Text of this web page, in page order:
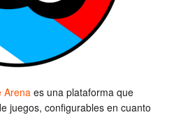
Arena es una plataforma que
juegos, configurables en cuanto